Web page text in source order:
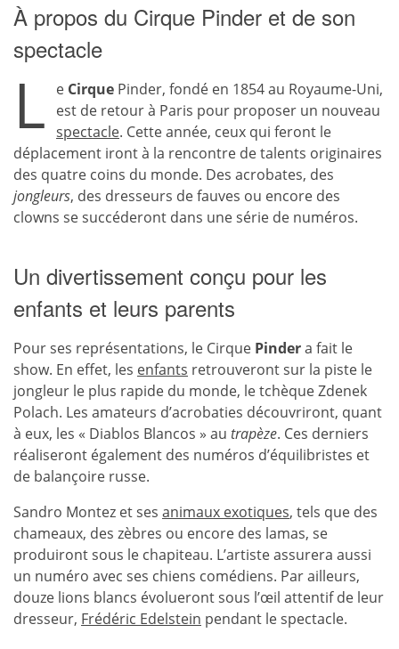
À propos du Cirque Pinder et de son
spectacle
L e Cirque Pinder, fondé en 1854 au Royaume-Uni,
est de retour à Paris pour proposer un nouveau
spectacle. Cette année, ceux qui feront le
déplacement iront à la rencontre de talents originaires
des quatre coins du monde. Des acrobates, des
jongleurs, des dresseurs de fauves ou encore des
clowns se succéderont dans une série de numéros.
Un divertissement conçu pour les
enfants et leurs parents
Pour ses représentations, le Cirque Pindera fait le
show. En effet, les enfants retrouveront sur la piste le
jongleur le plus rapide du monde, le tchèque Zdenek
Polach. Les amateurs d’acrobaties découvriront, quant
à eux, les « Diablos Blancos » au trapèze. Ces derniers
réaliseront également des numéros d’équilibristes et
de balançoire russe.
Sandro Montez et ses animaux exotiques, tels que des
chameaux, des zèbres ou encore des lamas, se
produiront sous le chapiteau. L’artiste assurera aussi
un numéro avec ses chiens comédiens. Par ailleurs,
douze lions blancs évolueront sous l’œil attentif de leur
dresseur, Frédéric Edelstein pendant le spectacle.